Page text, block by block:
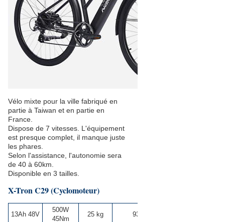
Vélo mixte pour la ville fabriqué en
partie à Taiwan et en partie en
France.
Dispose de 7 vitesses. L'équipement
est presque complet, il manque juste
les phares.
Selon l'assistance, l'autonomie sera
de 40 à 60km.
Disponible en 3 tailles.
X-Tron C29 (Cyclomoteur)
13Ah 48V
500W
45Nm
25 kg 930 €